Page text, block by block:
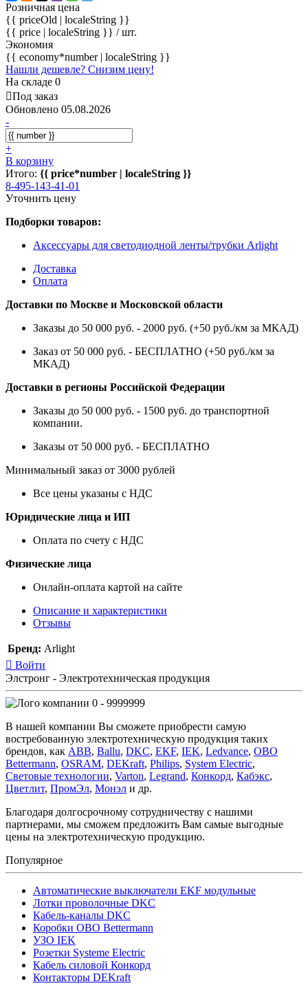
Розничная цена
{{ priceOld | localeString }}
{{ price | localeString }} / шт.
Экономия
{{ economy*number | localeString }}
Нашли дешевле? Снизим цену!
На складе 0
Под заказ
Обновлено 05.08.2026
-
+
В корзину
Итого: {{ price*number | localeString }}
8-495-143-41-01
Уточнить цену
Подборки товаров:
Аксессуары для светодиодной ленты/трубки Arlight
Доставка
Оплата
Доставки по Москве и Московской области
Заказы до 50 000 руб. - 2000 руб. (+50 руб./км за МКАД)
Заказ от 50 000 руб. - БЕСПЛАТНО (+50 руб./км за
МКАД)
Доставки в регионы Российской Федерации
Заказы до 50 000 руб. - 1500 руб. до транспортной
компании.
Заказы от 50 000 руб. - БЕСПЛАТНО
Минимальный заказ от 3000 рублей
Все цены указаны с НДС
Юридические лица и ИП
Оплата по счету с НДС
Физические лица
Онлайн-оплата картой на сайте
Описание и характеристики
Отзывы
Бренд: Arlight
Войти
Элстронг - Электротехническая продукция
0 - 9999999
В нашей компании Вы сможете приобрести самую
востребованную электротехническую продукция таких
брендов, как ABB, Ballu, DKC, EKF, IEK, Ledvance, OBO
Bettermann, OSRAM, DEKraft, Philips, System Electric,
Световые технологии, Varton, Legrand, Конкорд, Кабэкс,
Цветлит, ПромЭл, Монэл и др.
Благодаря долгосрочному сотрудничеству с нашими
партнерами, мы сможем предложить Вам самые выгодные
цены на электротехническую продукцию.
Популярное
Автоматические выключатели EKF модульные
Лотки проволочные DKC
Кабель-каналы DKC
Коробки OBO Bettermann
УЗО IEK
Розетки Systeme Electric
Кабель силовой Конкорд
Контакторы DEKraft